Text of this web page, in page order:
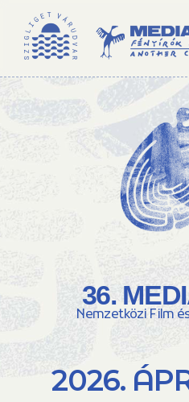
36.
Nemzetközi Film
2026.